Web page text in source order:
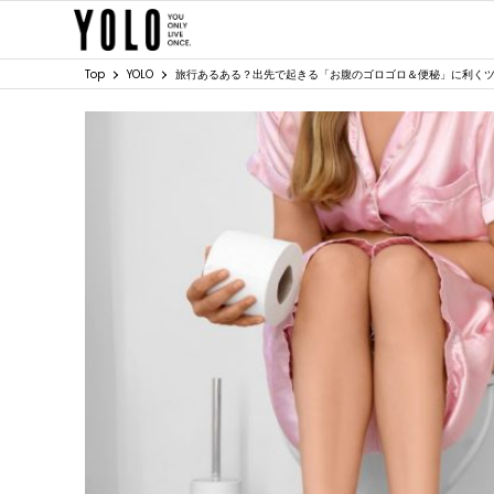
Top YOLO 旅行あるある？出先で起きる「お腹のゴロゴロ＆便秘」に利く